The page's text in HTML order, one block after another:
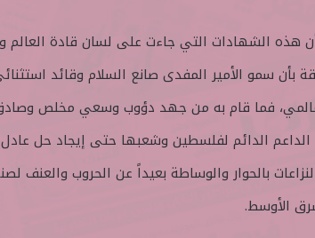
هذه الشهادات التي جاءت على لسان قادة العالم
بأن سمو الأمير المفدى صانع السلام وقائد
فما قام به من جهد دؤوب وسعي مخلص
الداعم الدائم لفلسطين وشعبها حتى إيجاد حل
بالحوار والوساطة بعيداً عن الحروب والعنف
الأوسط.